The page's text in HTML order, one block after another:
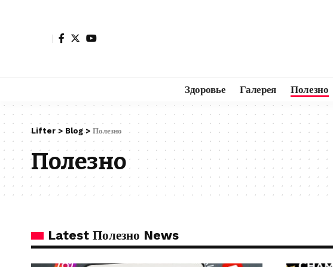
Здоровье Галерея Полезно
Lifter > Blog> Полезно
Полезно
Latest Полезно News